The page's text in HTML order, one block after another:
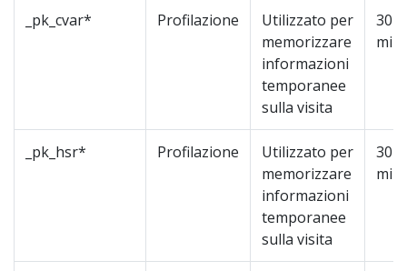
_pk_cvar* Profilazione
Utilizzato per
memorizzare
informazioni
temporanee
sulla visita
30
_pk_hsr* Profilazione
Utilizzato per
memorizzare
informazioni
temporanee
sulla visita
30